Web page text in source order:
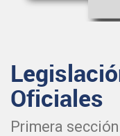
Oficiales
Primera sección